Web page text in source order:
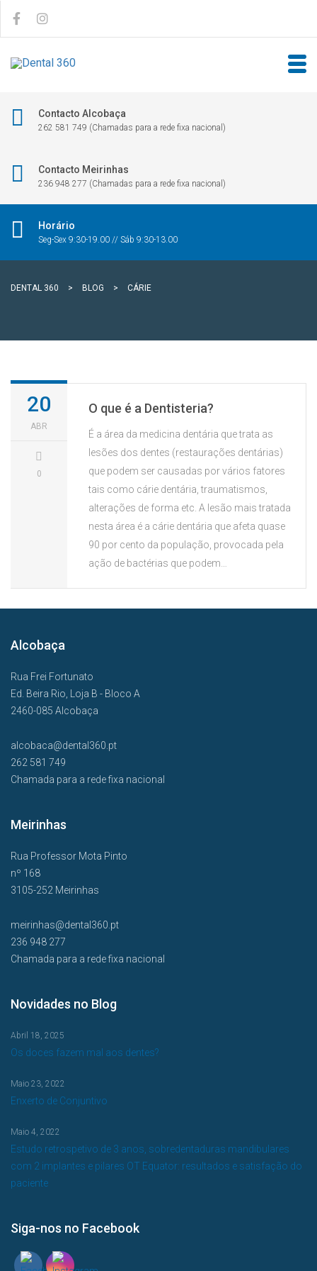
Contacto Alcobaça
262 581 749 (Chamadas para a rede fixa nacional)
Contacto Meirinhas
236 948 277 (Chamadas para a rede fixa nacional)
Horário
Seg-Sex 9:30-19.00 // Sáb 9:30-13.00
DENTAL 360 > BLOG > CÁRIE
SAÚDE ORAL
20
ABR
0
O que é a Dentisteria?
É a área da medicina dentária que trata as
lesões dos dentes (restaurações dentárias)
que podem ser causadas por vários fatores
tais como cárie dentária, traumatismos,
alterações de forma etc. A lesão mais tratada
nesta área é a cárie dentária que afeta quase
90 por cento da população, provocada pela
ação de bactérias que podem…
Alcobaça
Rua Frei Fortunato
Ed. Beira Rio, Loja B - Bloco A
2460-085 Alcobaça
alcobaca@dental360.pt
262 581 749
Chamada para a rede fixa nacional
Meirinhas
Rua Professor Mota Pinto
nº 168
3105-252 Meirinhas
meirinhas@dental360.pt
236 948 277
Chamada para a rede fixa nacional
Novidades no Blog
Os doces fazem mal aos dentes?
Abril 18, 2025
Enxerto de Conjuntivo
Maio 23, 2022
Estudo retrospetivo de 3 anos, sobredentaduras mandibulares
com 2 implantes e pilares OT Equator: resultados e satisfação do
paciente
Maio 4, 2022
Siga-nos no Facebook